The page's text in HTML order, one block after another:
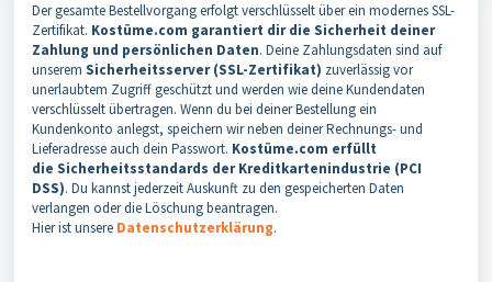
Der gesamte Bestellvorgang erfolgt verschlüsselt über ein modernes SSL-
Zertifikat. Kostüme.com garantiert dir die Sicherheit deiner
Zahlung und persönlichen Daten. Deine Zahlungsdaten sind auf
unserem Sicherheitsserver (SSL-Zertifikat) zuverlässig vor
unerlaubtem Zugriff geschützt und werden wie deine Kundendaten
verschlüsselt übertragen. Wenn du bei deiner Bestellung ein
Kundenkonto anlegst, speichern wir neben deiner Rechnungs- und
Lieferadresse auch dein Passwort. Kostüme.com erfüllt
die Sicherheitsstandards der Kreditkartenindustrie (PCI
DSS). Du kannst jederzeit Auskunft zu den gespeicherten Daten
verlangen oder die Löschung beantragen.
Hier ist unsere Datenschutzerklärung.